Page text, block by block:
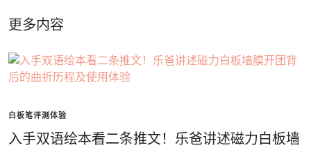
更多内容
白板笔评测体验
入手双语绘本看二条推文！乐爸讲述磁力白板墙